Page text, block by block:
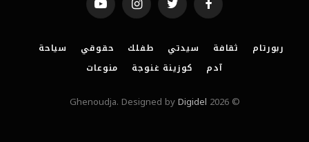
Facebook
Twitter
Instagram
YouTube
ربورتام ثقافة سيدتي طفلك حقوقي
سياحة
آدم
كوزينة غنوجة منوعات
© 2026 Ghenoudja. Designed by
Digidel